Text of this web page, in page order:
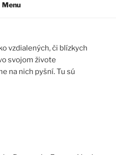
Menu
vzdialených, či blízkych
svojom živote
na nich pyšní. Tu sú